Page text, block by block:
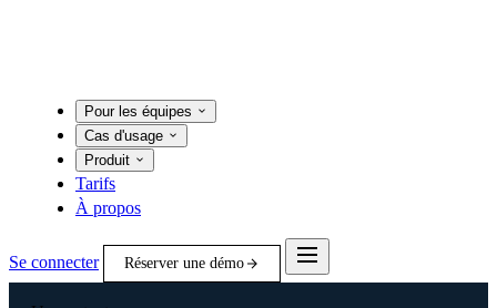
Pour les équipes
Cas d'usage
Produit
Tarifs
À propos
Se connecter Réserver une démo